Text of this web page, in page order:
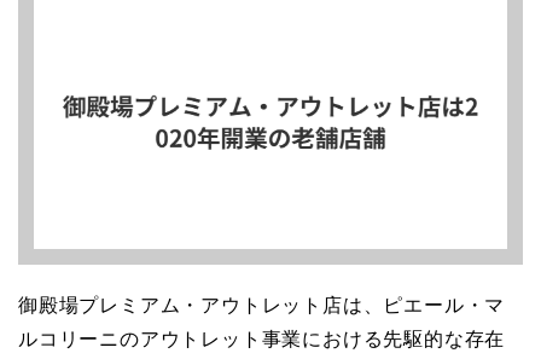
御殿場プレミアム・アウトレット店は、ピエール・マ
ルコリーニのアウトレット事業における先駆的な存在